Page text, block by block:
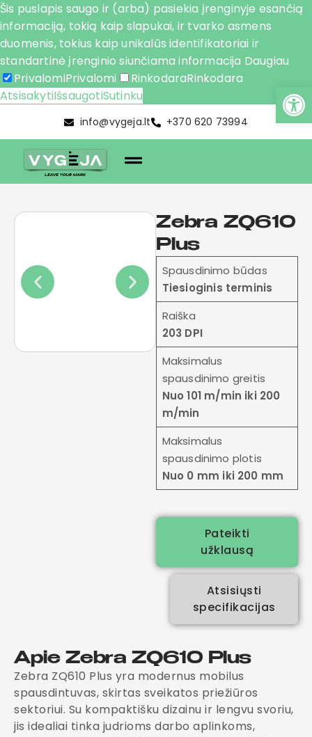
Šis puslapis saugo ir (arba) pasiekia įrenginyje esančią
informaciją, tokią kaip slapukai, ir tvarko asmens
duomenis, tokius kaip unikalūs identifikatoriai ir
standartinė įrenginio siunčiama informacija Daugiau
PrivalomiPrivalomi RinkodaraRinkodara
AtsisakytiIšsaugotiSutinku
info@vygeja.lt +370 620 73994
Zebra ZQ610
Plus
Spausdinimo būdas
Tiesioginis terminis
Raiška
203 DPI
Maksimalus
spausdinimo greitis
Nuo 101 m/min iki 200
m/min
Maksimalus
spausdinimo plotis
Nuo 0 mm iki 200 mm
Pateikti
užklausą
Atsisiųsti
specifikacijas
Apie Zebra ZQ610 Plus
Zebra ZQ610 Plus yra modernus mobilus
spausdintuvas, skirtas sveikatos priežiūros
sektoriui. Su kompaktišku dizainu ir lengvu svoriu,
jis idealiai tinka judrioms darbo aplinkoms,